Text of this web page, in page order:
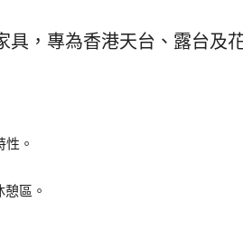
具，專為香港天台、露台及
。
區。